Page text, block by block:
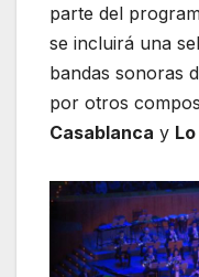
parte del
se incluirá una
bandas sonoras
por otros
Casablanca y